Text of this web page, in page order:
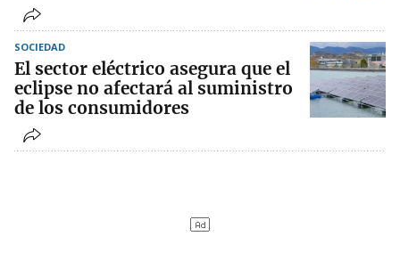
SOCIEDAD
El sector eléctrico asegura que el
eclipse no afectará al suministro
de los consumidores